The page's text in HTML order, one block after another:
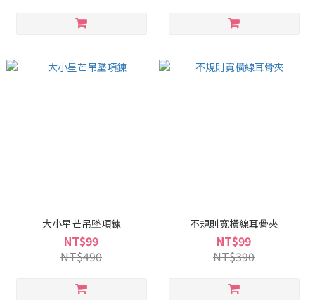
大小星芒吊墜項鍊
NT$99
NT$490
不規則寬橫線耳骨夾
NT$99
NT$390